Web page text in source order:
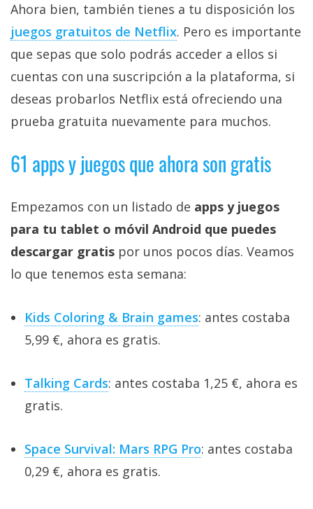
Ahora bien, también tienes a tu disposición los
juegos gratuitos de Netflix‎. Pero es importante
que sepas que solo podrás acceder a ellos si
cuentas con una suscripción a la plataforma, si
deseas probarlos Netflix está ofreciendo una
prueba gratuita nuevamente para muchos.
61 apps y juegos que ahora son gratis
Empezamos con un listado de apps y juegos
para tu tablet o móvil Android que puedes
descargar gratis por unos pocos días. Veamos
lo que tenemos esta semana:
Kids Coloring & Brain games: antes costaba
5,99 €, ahora es gratis.
Talking Cards: antes costaba 1,25 €, ahora es
gratis.
Space Survival: Mars RPG Pro: antes costaba
0,29 €, ahora es gratis.